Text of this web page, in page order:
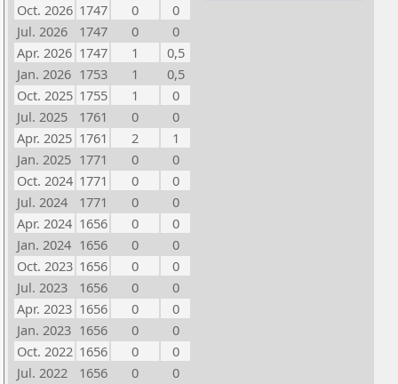
Oct. 2026 1747 0
0
Jul. 2026
1747 0
0
Apr. 2026 1747 1
0,5
Jan. 2026 1753 1
0,5
Oct. 2025 1755 1
0
Jul. 2025
1761 0
0
Apr. 2025 1761 2
1
Jan. 2025 1771 0
0
Oct. 2024 1771 0
0
Jul. 2024
1771 0
0
Apr. 2024 1656 0
0
Jan. 2024 1656 0
0
Oct. 2023 1656 0
0
Jul. 2023
1656 0
0
Apr. 2023 1656 0
0
Jan. 2023 1656 0
0
Oct. 2022 1656 0
0
Jul. 2022
1656 0
0